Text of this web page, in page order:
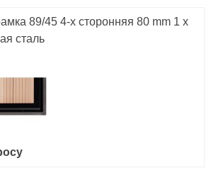
89/45 4-х сторонняя 80 mm 1 x
сталь